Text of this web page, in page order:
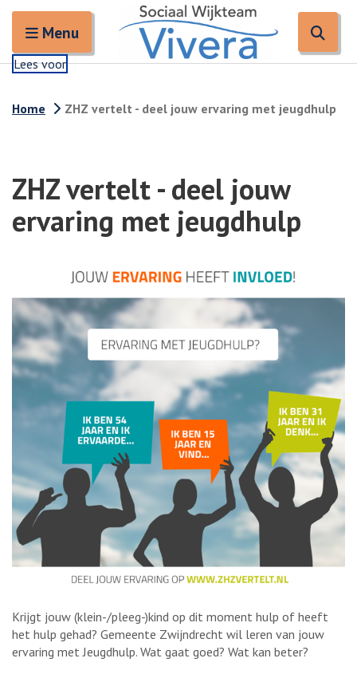
Open en sluit het
Menu
Lees voor
Home ZHZ vertelt - deel jouw ervaring met jeugdhulp
ZHZ vertelt - deel jouw
ervaring met jeugdhulp
Krijgt jouw (klein-/pleeg-)kind op dit moment hulp of heeft
het hulp gehad? Gemeente Zwijndrecht wil leren van jouw
ervaring met Jeugdhulp. Wat gaat goed? Wat kan beter?